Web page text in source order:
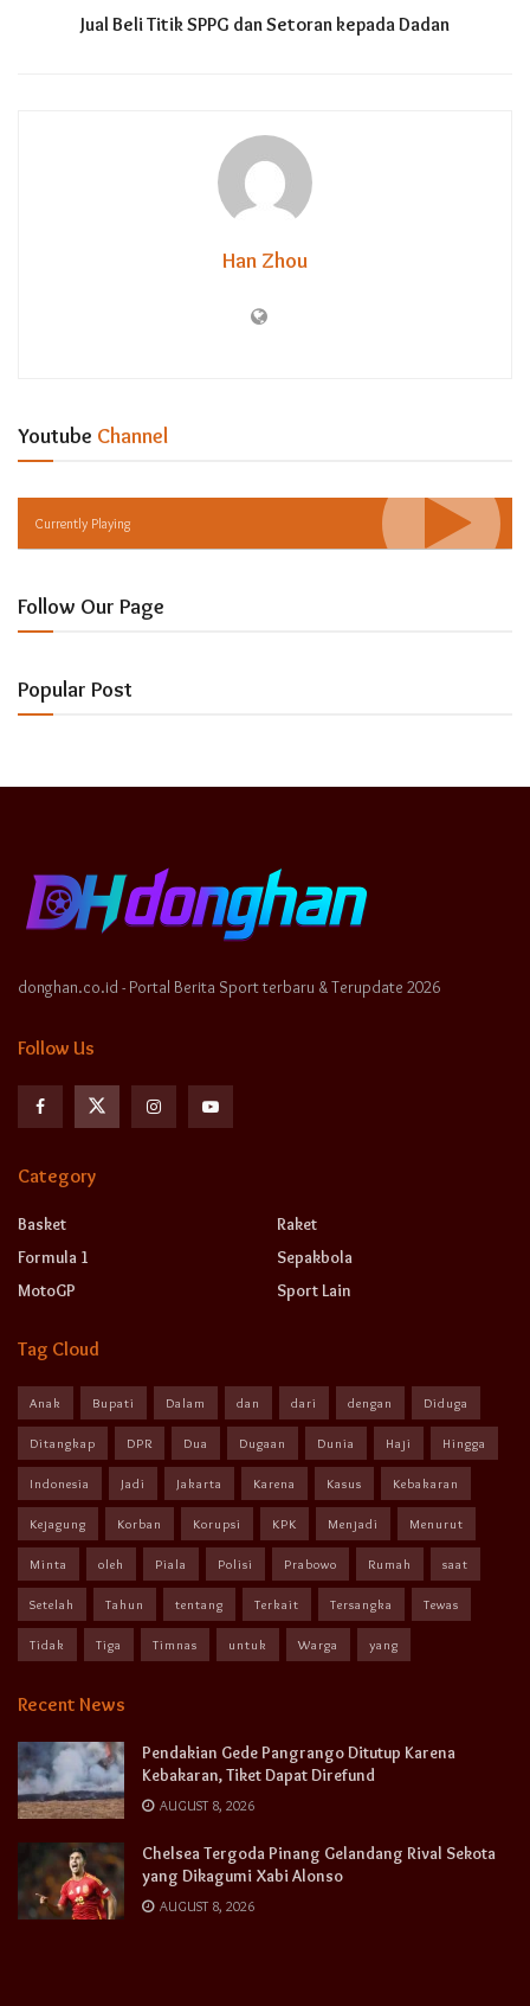
Jual Beli Titik SPPG dan Setoran kepada Dadan
Han Zhou
Youtube Channel
Currently Playing
Follow Our Page
Popular Post
donghan.co.id - Portal Berita Sport terbaru & Terupdate 2026
Follow Us
Category
Basket
Formula 1
MotoGP
Raket
Sepakbola
Sport Lain
Tag Cloud
Anak Bupati Dalam dan dari dengan Diduga
Ditangkap DPR Dua Dugaan Dunia Haji Hingga
Indonesia Jadi Jakarta Karena Kasus Kebakaran
Kejagung Korban Korupsi KPK Menjadi Menurut
Minta oleh Piala Polisi Prabowo Rumah saat
Setelah Tahun tentang Terkait Tersangka Tewas
Tidak Tiga Timnas untuk Warga yang
Recent News
Pendakian Gede Pangrango Ditutup Karena
Kebakaran, Tiket Dapat Direfund
AUGUST 8, 2026
Chelsea Tergoda Pinang Gelandang Rival Sekota
yang Dikagumi Xabi Alonso
AUGUST 8, 2026